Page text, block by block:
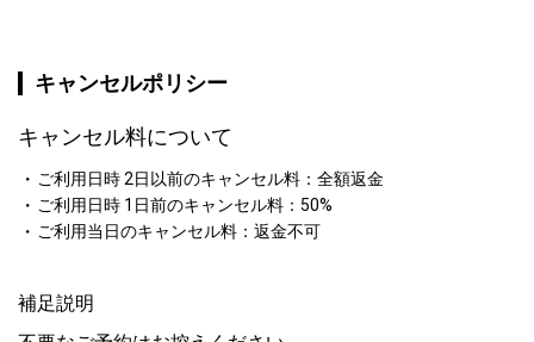
キャンセルポリシー
キャンセル料について
ご利用日時 2日以前のキャンセル料：全額返金
ご利用日時 1日前のキャンセル料：50%
ご利用当日のキャンセル料：返金不可
補足説明